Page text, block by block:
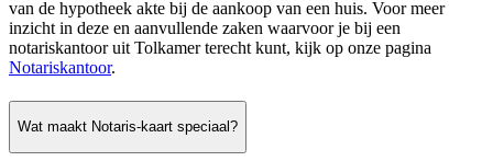
van de hypotheek akte bij de aankoop van een huis. Voor meer
inzicht in deze en aanvullende zaken waarvoor je bij een
notariskantoor uit Tolkamer terecht kunt, kijk op onze pagina
Notariskantoor.
Wat maakt Notaris-kaart speciaal?